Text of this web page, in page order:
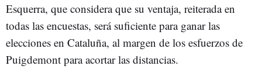
Esquerra, que considera que su ventaja, reiterada en
todas las encuestas, será suficiente para ganar las
elecciones en Cataluña, al margen de los esfuerzos de
Puigdemont para acortar las distancias.